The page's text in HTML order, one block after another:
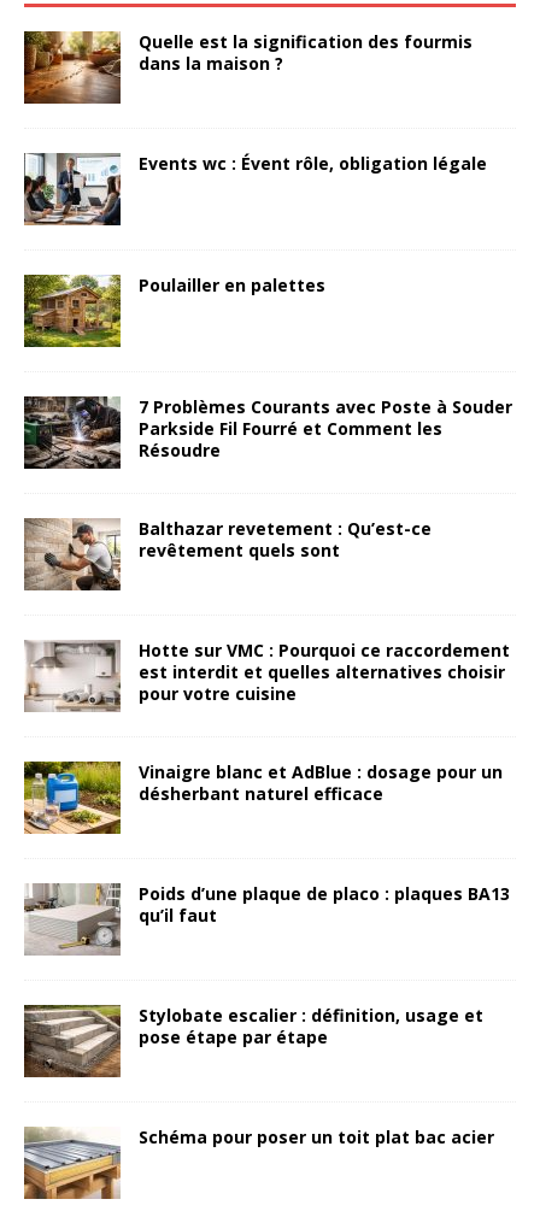
Quelle est la signification des fourmis
dans la maison ?
Events wc : Évent rôle, obligation légale
Poulailler en palettes
7 Problèmes Courants avec Poste à Souder
Parkside Fil Fourré et Comment les
Résoudre
Balthazar revetement : Qu’est-ce
revêtement quels sont
Hotte sur VMC : Pourquoi ce raccordement
est interdit et quelles alternatives choisir
pour votre cuisine
Vinaigre blanc et AdBlue : dosage pour un
désherbant naturel efficace
Poids d’une plaque de placo : plaques BA13
qu’il faut
Stylobate escalier : définition, usage et
pose étape par étape
Schéma pour poser un toit plat bac acier